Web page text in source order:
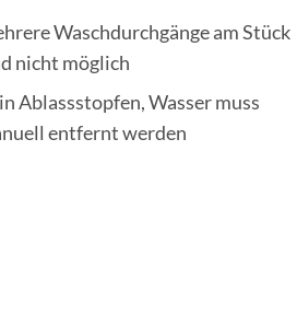
Waschdurchgänge am Stück
nicht möglich
Ablassstopfen, Wasser muss
entfernt werden